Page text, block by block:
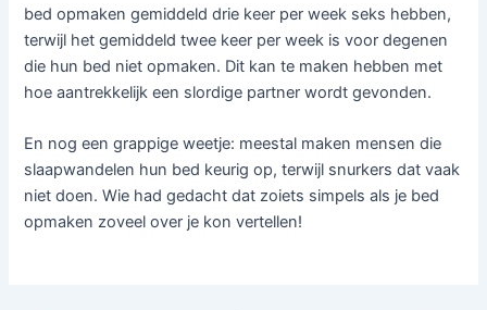
bed opmaken gemiddeld drie keer per week seks hebben,
terwijl het gemiddeld twee keer per week is voor degenen
die hun bed niet opmaken. Dit kan te maken hebben met
hoe aantrekkelijk een slordige partner wordt gevonden.
En nog een grappige weetje: meestal maken mensen die
slaapwandelen hun bed keurig op, terwijl snurkers dat vaak
niet doen. Wie had gedacht dat zoiets simpels als je bed
opmaken zoveel over je kon vertellen!